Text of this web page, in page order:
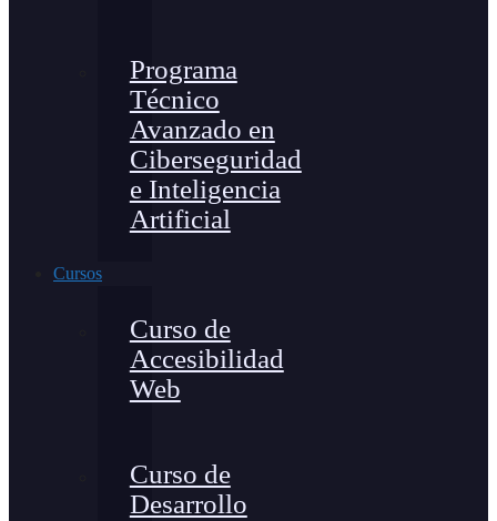
Programa
Técnico
Avanzado en
Ciberseguridad
e Inteligencia
Artificial
Cursos
Curso de
Accesibilidad
Web
Curso de
Desarrollo